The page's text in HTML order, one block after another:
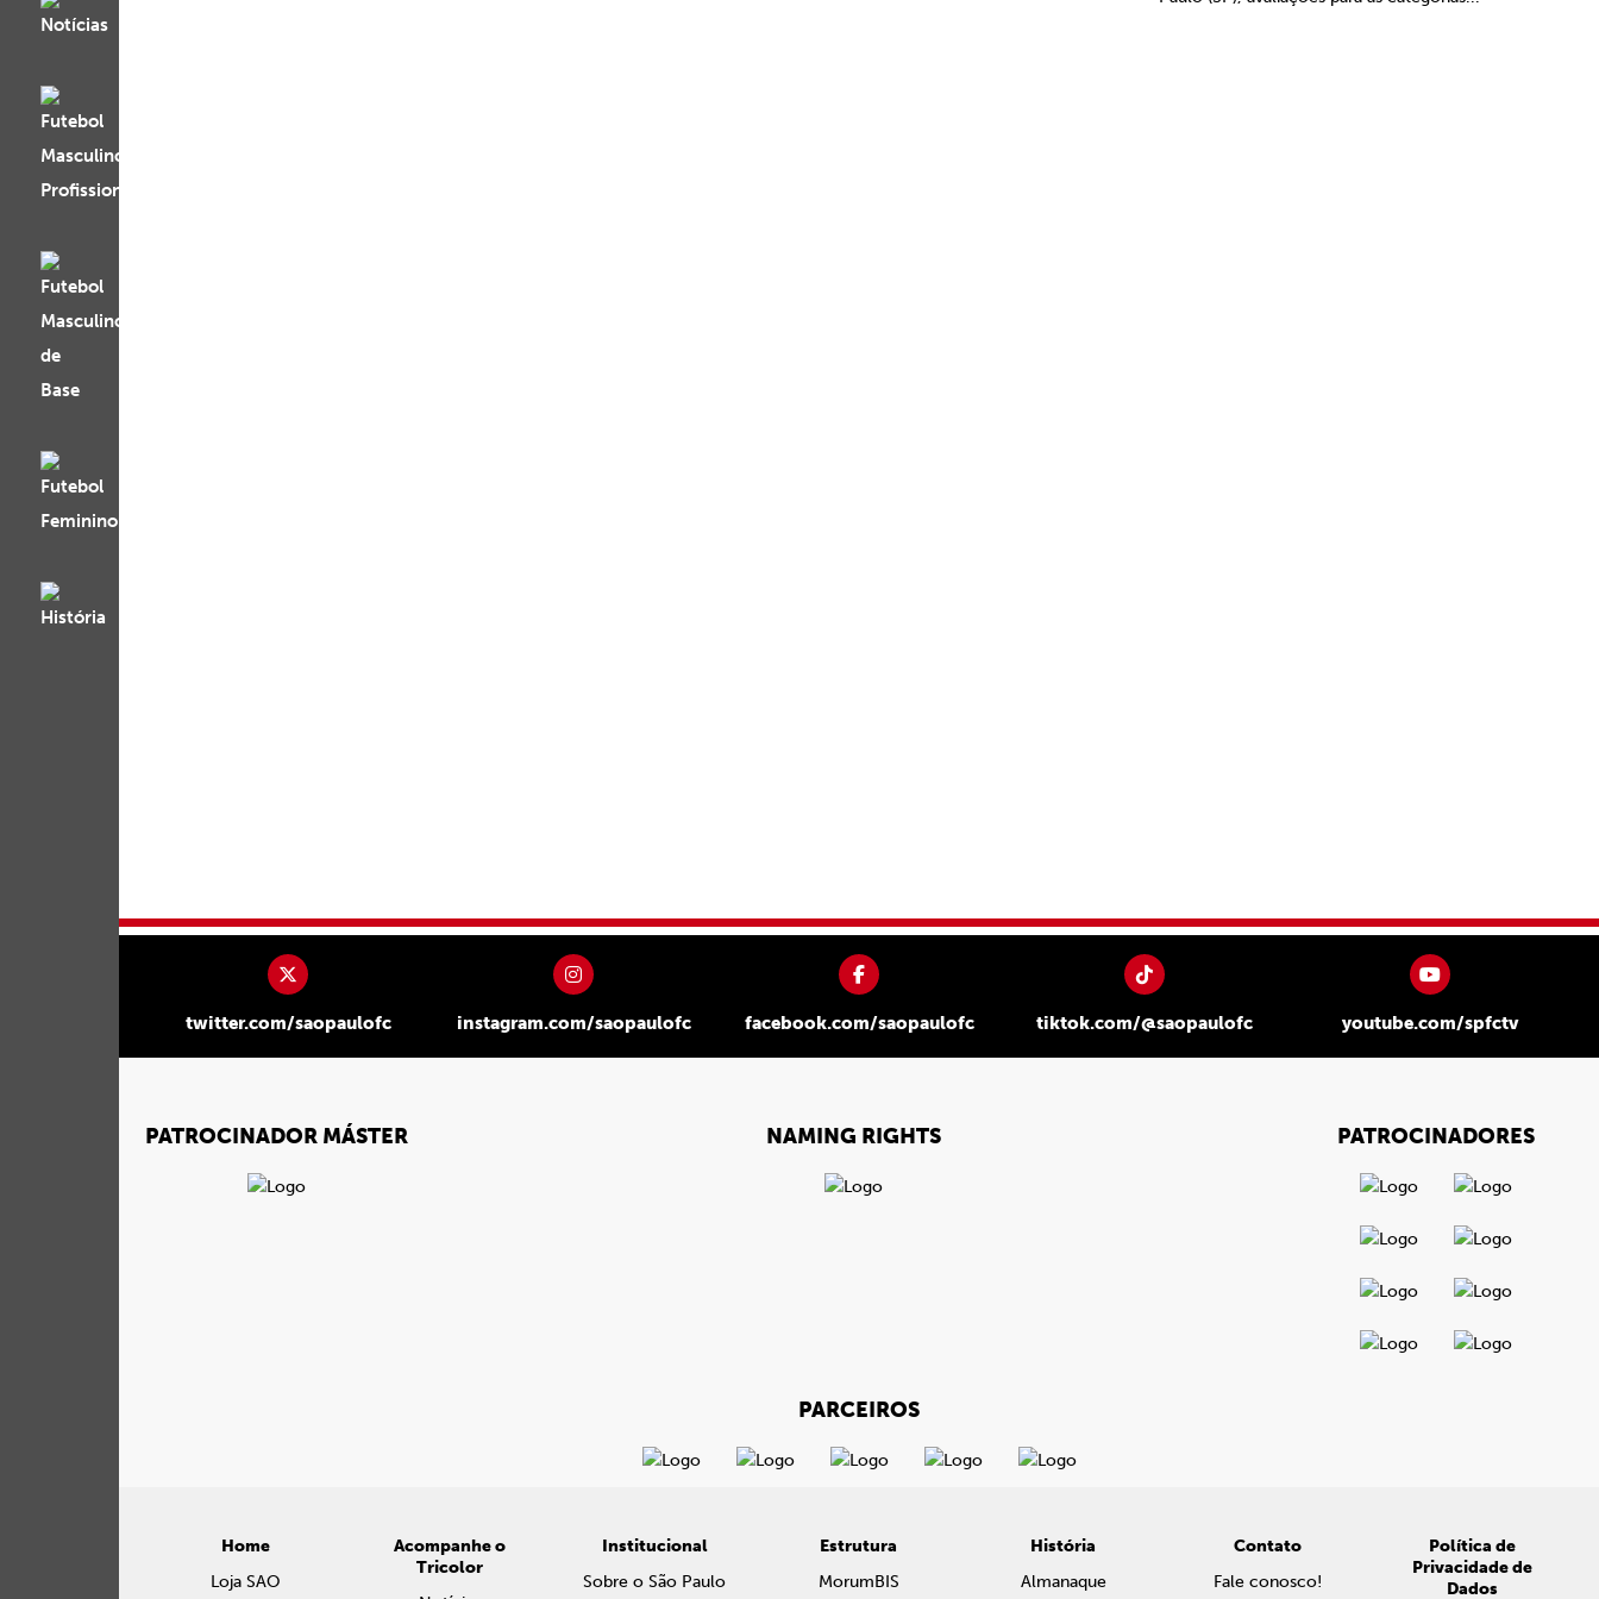
twitter.com/saopaulofc instagram.com/saopaulofc facebook.com/saopaulofc tiktok.com/@saopaulofc youtube.com/spfctv
PATROCINADOR MÁSTER NAMING RIGHTS PATROCINADORES
PARCEIROS
Home
Loja SAO
Acompanhe o
Tricolor
Institucional
Sobre o São Paulo
Estrutura
MorumBIS
História
Almanaque
Contato
Fale conosco!
Política de
Privacidade de
Dados